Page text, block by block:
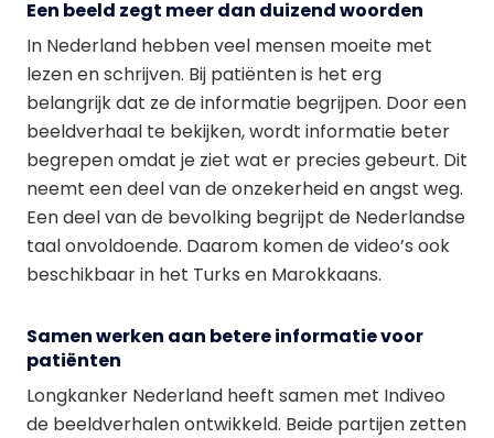
Een beeld zegt meer dan duizend woorden
In Nederland hebben veel mensen moeite met
lezen en schrijven. Bij patiënten is het erg
belangrijk dat ze de informatie begrijpen. Door een
beeldverhaal te bekijken, wordt informatie beter
begrepen omdat je ziet wat er precies gebeurt. Dit
neemt een deel van de onzekerheid en angst weg.
Een deel van de bevolking begrijpt de Nederlandse
taal onvoldoende. Daarom komen de video’s ook
beschikbaar in het Turks en Marokkaans.
Samen werken aan betere informatie voor
patiënten
Longkanker Nederland heeft samen met Indiveo
de beeldverhalen ontwikkeld. Beide partijen zetten